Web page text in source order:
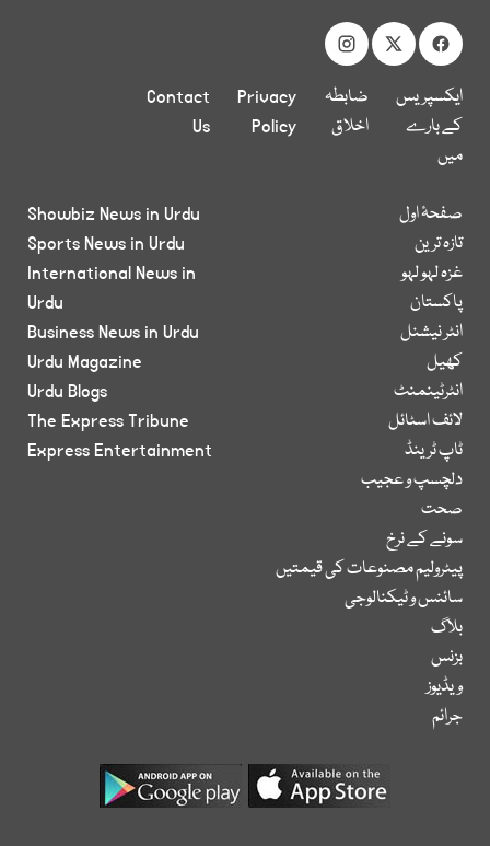
ایکسپریس
کے بارے
میں
ضابطہ
اخلاق
Privacy
Policy
Contact
Us
صفحۂ اول
تازہ ترین
غزہ لہو لہو
پاکستان
انٹر نیشنل
کھیل
انٹرٹینمنٹ
لائف اسٹائل
ٹاپ ٹرینڈ
دلچسپ و عجیب
صحت
سونے کے نرخ
پیٹرولیم مصنوعات کی قیمتیں
سائنس و ٹیکنالوجی
بلاگ
بزنس
ویڈیوز
جرائم
Showbiz News in Urdu
Sports News in Urdu
International News in
Urdu
Business News in Urdu
Urdu Magazine
Urdu Blogs
The Express Tribune
Express Entertainment